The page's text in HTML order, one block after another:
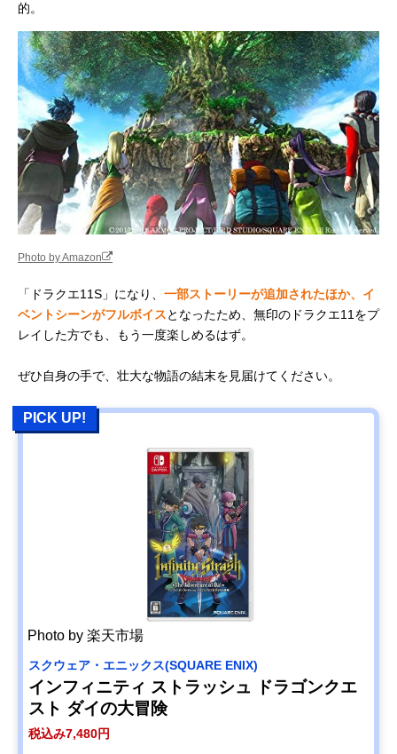
的。
Photo by Amazon
「ドラクエ11S」になり、 一部ストーリーが追加されたほか、イ
ベントシーンがフルボイスとなったため、無印のドラクエ11をプ
レイした方でも、もう一度楽しめるはず。
ぜひ自身の手で、壮大な物語の結末を見届けてください。
PICK UP!
Photo by 楽天市場
スクウェア・エニックス(SQUARE ENIX)
インフィニティ ストラッシュ ドラゴンクエ
スト ダイの大冒険
税込み7,480円